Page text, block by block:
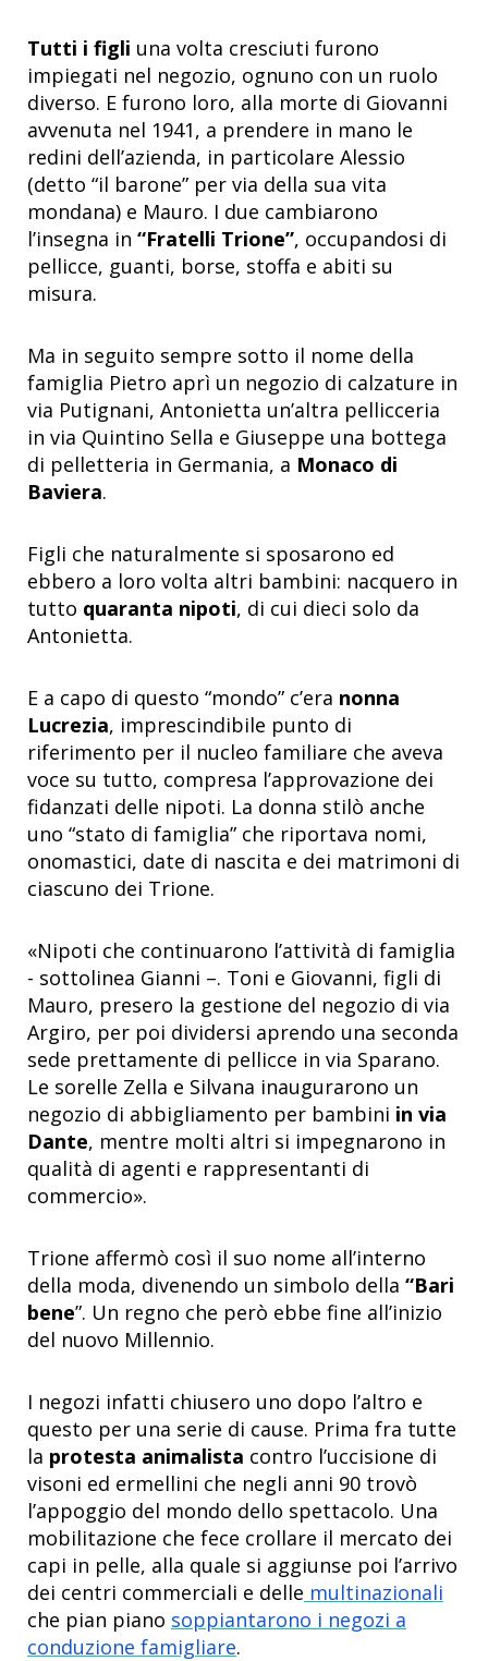
Tutti i figli una volta cresciuti furono
impiegati nel negozio, ognuno con un ruolo
diverso. E furono loro, alla morte di Giovanni
avvenuta nel 1941, a prendere in mano le
redini dell’azienda, in particolare Alessio
(detto “il barone” per via della sua vita
mondana) e Mauro. I due cambiarono
l’insegna in “Fratelli Trione”, occupandosi di
pellicce, guanti, borse, stoffa e abiti su
misura.
Ma in seguito sempre sotto il nome della
famiglia Pietro aprì un negozio di calzature in
via Putignani, Antonietta un’altra pellicceria
in via Quintino Sella e Giuseppe una bottega
di pelletteria in Germania, a Monaco di
Baviera.
Figli che naturalmente si sposarono ed
ebbero a loro volta altri bambini: nacquero in
tutto quaranta nipoti, di cui dieci solo da
Antonietta.
E a capo di questo “mondo” c’era nonna
Lucrezia, imprescindibile punto di
riferimento per il nucleo familiare che aveva
voce su tutto, compresa l’approvazione dei
fidanzati delle nipoti. La donna stilò anche
uno “stato di famiglia” che riportava nomi,
onomastici, date di nascita e dei matrimoni di
ciascuno dei Trione.
«Nipoti che continuarono l’attività di famiglia
- sottolinea Gianni –. Toni e Giovanni, figli di
Mauro, presero la gestione del negozio di via
Argiro, per poi dividersi aprendo una seconda
sede prettamente di pellicce in via Sparano.
Le sorelle Zella e Silvana inaugurarono un
negozio di abbigliamento per bambini in via
Dante, mentre molti altri si impegnarono in
qualità di agenti e rappresentanti di
commercio».
Trione affermò così il suo nome all’interno
della moda, divenendo un simbolo della “Bari
bene”. Un regno che però ebbe fine all’inizio
del nuovo Millennio.
I negozi infatti chiusero uno dopo l’altro e
questo per una serie di cause. Prima fra tutte
la protesta animalista contro l’uccisione di
visoni ed ermellini che negli anni 90 trovò
l’appoggio del mondo dello spettacolo. Una
mobilitazione che fece crollare il mercato dei
capi in pelle, alla quale si aggiunse poi l’arrivo
dei centri commerciali e delle multinazionali
che pian piano soppiantarono i negozi a
conduzione famigliare.